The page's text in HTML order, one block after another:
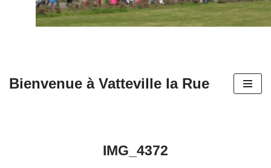
Bienvenue à Vatteville la Rue
IMG_4372